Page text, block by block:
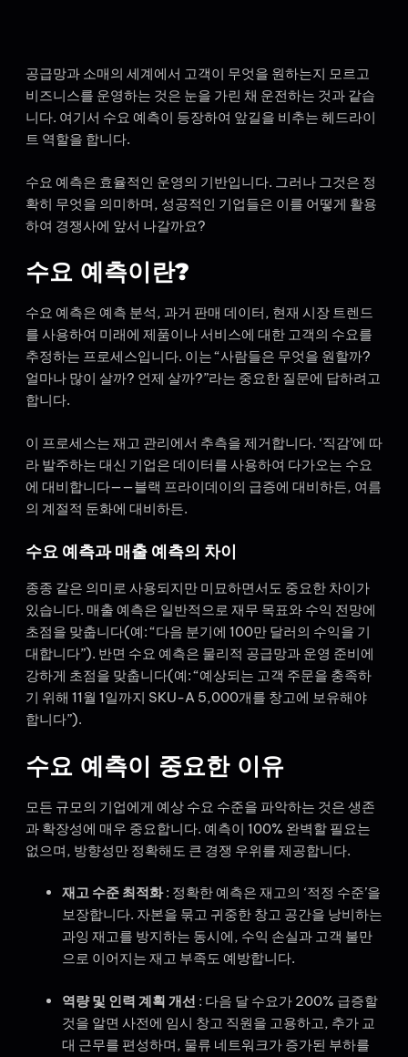
공급망과 소매의 세계에서 고객이 무엇을 원하는지 모르고
비즈니스를 운영하는 것은 눈을 가린 채 운전하는 것과 같습
니다. 여기서 수요 예측이 등장하여 앞길을 비추는 헤드라이
트 역할을 합니다.
수요 예측은 효율적인 운영의 기반입니다. 그러나 그것은 정
확히 무엇을 의미하며, 성공적인 기업들은 이를 어떻게 활용
하여 경쟁사에 앞서 나갈까요?
수요 예측이란?
수요 예측은 예측 분석, 과거 판매 데이터, 현재 시장 트렌드
를 사용하여 미래에 제품이나 서비스에 대한 고객의 수요를
추정하는 프로세스입니다. 이는 “사람들은 무엇을 원할까?
얼마나 많이 살까? 언제 살까?”라는 중요한 질문에 답하려고
합니다.
이 프로세스는 재고 관리에서 추측을 제거합니다. ‘직감’에 따
라 발주하는 대신 기업은 데이터를 사용하여 다가오는 수요
에 대비합니다——블랙 프라이데이의 급증에 대비하든, 여름
의 계절적 둔화에 대비하든.
수요 예측과 매출 예측의 차이
종종 같은 의미로 사용되지만 미묘하면서도 중요한 차이가
있습니다. 매출 예측은 일반적으로 재무 목표와 수익 전망에
초점을 맞춥니다(예: “다음 분기에 100만 달러의 수익을 기
대합니다”). 반면 수요 예측은 물리적 공급망과 운영 준비에
강하게 초점을 맞춥니다(예: “예상되는 고객 주문을 충족하
기 위해 11월 1일까지 SKU-A 5,000개를 창고에 보유해야
합니다”).
수요 예측이 중요한 이유
모든 규모의 기업에게 예상 수요 수준을 파악하는 것은 생존
과 확장성에 매우 중요합니다. 예측이 100% 완벽할 필요는
없으며, 방향성만 정확해도 큰 경쟁 우위를 제공합니다.
재고 수준 최적화: 정확한 예측은 재고의 ‘적정 수준’을
보장합니다. 자본을 묶고 귀중한 창고 공간을 낭비하는
과잉 재고를 방지하는 동시에, 수익 손실과 고객 불만
으로 이어지는 재고 부족도 예방합니다.
역량 및 인력 계획 개선 : 다음 달 수요가 200% 급증할
것을 알면 사전에 임시 창고 직원을 고용하고, 추가 교
대 근무를 편성하며, 물류 네트워크가 증가된 부하를